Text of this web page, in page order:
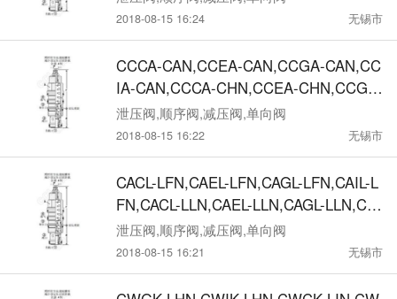
阀
KN,CBFG-CKN,CBHG-CKN,CBBG-CC
N,CBDG-CCN,CBFG-CCN,CBHG-CCN,
CBBG-CDN,CBDG-CDN,CBFG-CDN,C
BHG-CDN全限流型, 较大设定压350bar
抗衡阀
2018-08-15 16:24 无锡市
CCCA-CAN,CCEA-CAN,CCGA-CAN,CC
IA-CAN,CCCA-CHN,CCEA-CHN,CCGA-
CHN,CCIA-CHN,CCCA-CIN,CCEA-CIN,
CCGA-CIN,CCIA-CIN,CCCA-CBN,CCE
A-CBN,CCGA-CBN,CCIA-CBN,无辅助
导压,3 口插孔抗衡阀
泄压阀,顺序阀,减压阀,单向阀
2018-08-15 16:22 无锡市
CACL-LFN,CAEL-LFN,CAGL-LFN,CAIL-L
FN,CACL-LLN,CAEL-LLN,CAGL-LLN,CAI
L-LLN,CACL-CHN,CAEL-CHN,CAGL-CH
N,CAIL-CHN, CACL-CIN,CAEL-CIN,CAG
L-CIN,CAIL-CIN,CACL-CFN,CAEL-CFN,
CAGL-CFN,CAIL-CFN,CACL-CLN,CAEL-
泄压阀,顺序阀,减压阀,单向阀
2018-08-15 16:21 无锡市